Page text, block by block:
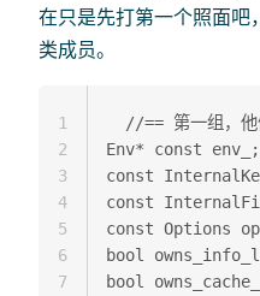
在只是先打第一个照面吧
类成员。
//== 第一组，
Env* const env_;
const
const
const Options
bool
bool
1
2
3
4
5
6
7